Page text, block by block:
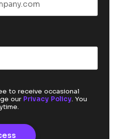
to receive occasional
our Privacy Policy. You